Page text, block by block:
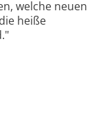
welche neuen
heiße